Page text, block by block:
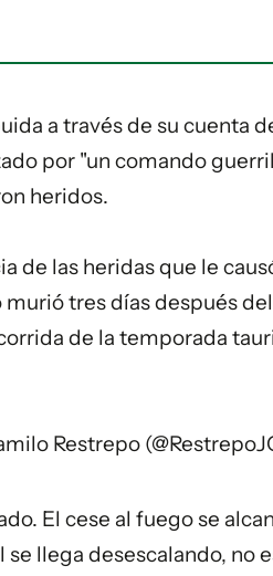
a través de su cuenta
por "un comando
heridos.
de las heridas que le
tres días después
de la temporada
Restrepo
El cese al fuego se
se llega desescalando, no